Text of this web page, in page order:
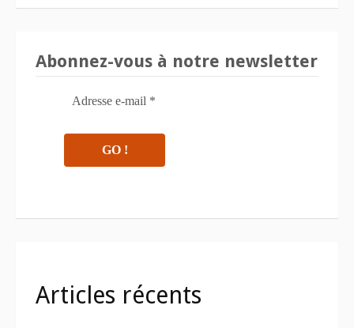
Abonnez-vous à notre newsletter
Articles récents